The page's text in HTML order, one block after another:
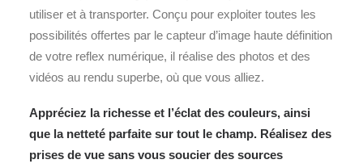
utiliser et à transporter. Conçu pour exploiter toutes les
possibilités offertes par le capteur d’image haute définition
de votre reflex numérique, il réalise des photos et des
vidéos au rendu superbe, où que vous alliez.
Appréciez la richesse et l’éclat des couleurs, ainsi
que la netteté parfaite sur tout le champ. Réalisez des
prises de vue sans vous soucier des sources